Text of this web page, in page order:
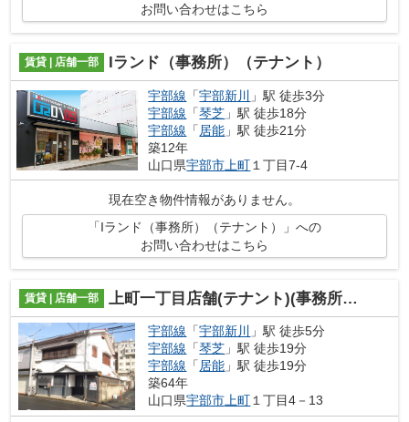
お問い合わせはこちら
賃貸 | 店舗一部 Iランド（事務所）（テナント）
宇部線 「宇部新川
」駅 徒歩3分
宇部線 「琴芝 」駅 徒歩18分
宇部線 「 居能 」駅 徒歩21分
築12年
山口県宇部市 上町 １丁目7-4
現在空き物件情報がありません。
「Iランド（事務所）（テナント）」への
お問い合わせはこちら
賃貸 | 店舗一部 上町一丁目店舗(テナント)(事務所)(倉庫)
宇部線 「宇部新川
」駅 徒歩5分
宇部線 「琴芝 」駅 徒歩19分
宇部線 「居能 」駅 徒歩19分
築64年
山口県宇部市上町１丁目4－13